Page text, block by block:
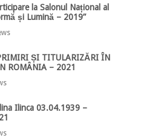
la Salonul Național al
și Lumină – 2019”
ȘI TITULARIZĂRI ÎN
ROMÂNIA – 2021
Ilinca 03.04.1939 –